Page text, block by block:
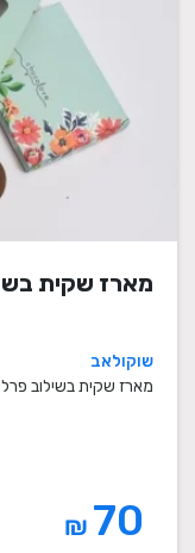
מארז שקית
שוקולאב
מארז שקית בשילוב
₪